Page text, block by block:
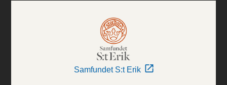
Samfundet S:t Erik